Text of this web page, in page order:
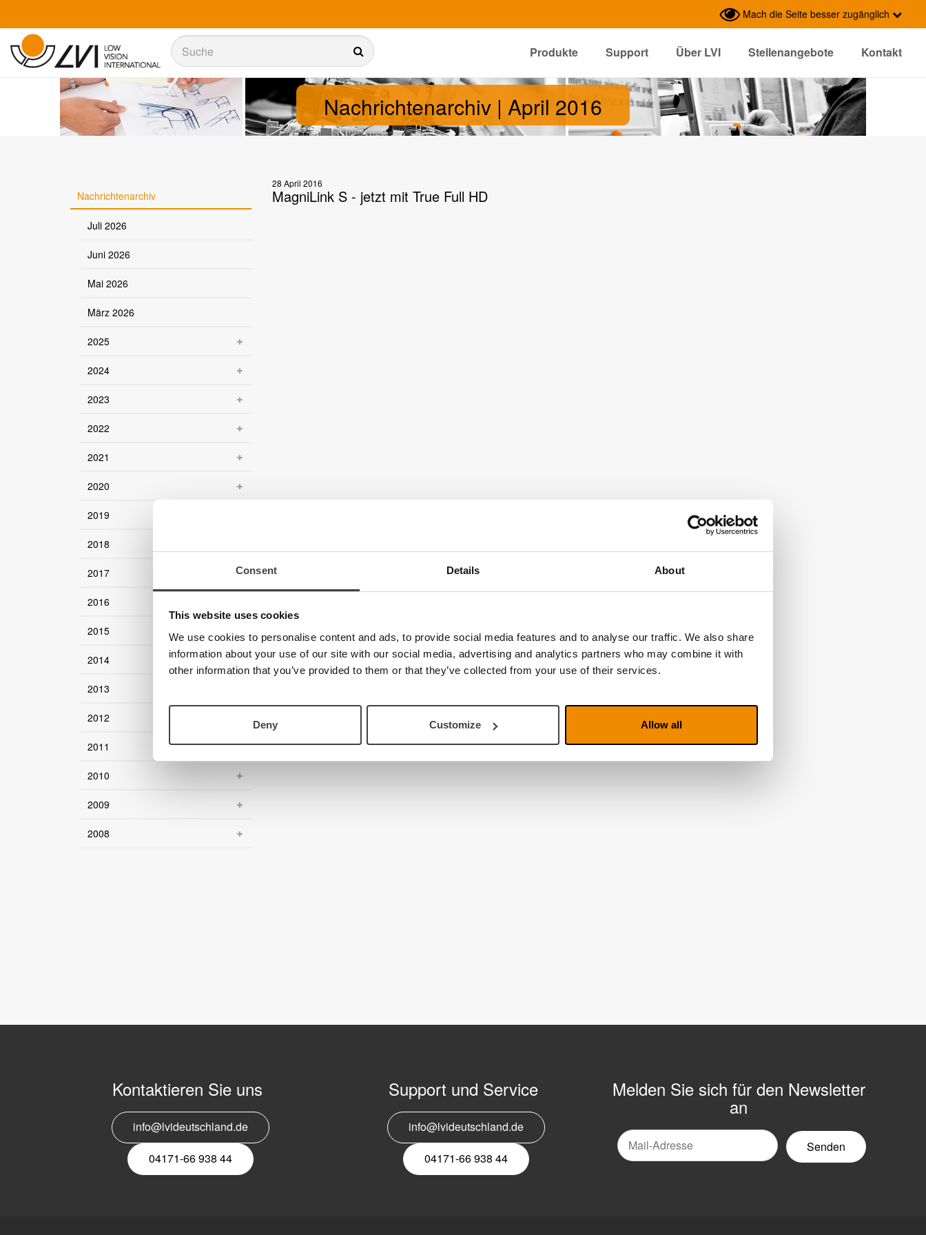
Consent Details About
This website uses cookies
We use cookies to personalise content and ads, to provide social media features and to analyse our traffic. We also share
information about your use of our site with our social media, advertising and analytics partners who may combine it with
other information that you’ve provided to them or that they’ve collected from your use of their services.
Deny Customize Allow all
Mach die Seite besser zugänglich
Suche
Produkte Support Über LVI Stellenangebote
Kontakt
Nachrichtenarchiv | April 2016
Nachrichtenarchiv
Juli 2026
Juni 2026
Mai 2026
März 2026
2025
2024
2023
2022
2021
2020
2019
2018
2017
2016
2015
2014
2013
2012
2011
2010
2009
2008
28 April 2016
MagniLink S - jetzt mit True Full HD
Kontaktieren Sie uns
info@lvideutschland.de
04171-66 938 44
Support und Service
info@lvideutschland.de
04171-66 938 44
Melden Sie sich für den Newsletter
an
EMail-
Newsletter